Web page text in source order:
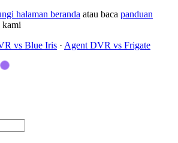
halaman beranda atau baca panduan
kami
vs Blue Iris · Agent DVR vs Frigate